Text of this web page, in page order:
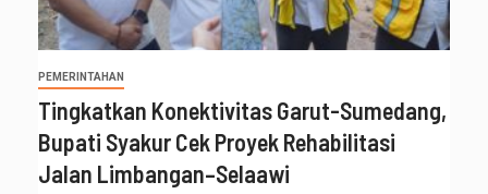
PEMERINTAHAN
Tingkatkan Konektivitas Garut-Sumedang,
Bupati Syakur Cek Proyek Rehabilitasi
Jalan Limbangan–Selaawi